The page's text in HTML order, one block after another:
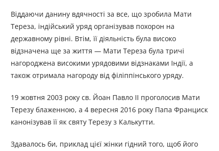
Віддаючи данину вдячності за все, що зробила Мати
Тереза, індійський уряд організував похорон на
державному рівні. Втім, її діяльність була високо
відзначена ще за життя — Мати Тереза була тричі
нагороджена високими урядовими відзнаками Індії, а
також отримала нагороду від філіппінського уряду.
19 жовтня 2003 року св. Йоан Павло ІІ проголосив Мати
Терезу блаженною, а 4 вересня 2016 року Папа Франциск
канонізував її як святу Терезу з Калькутти.
Здавалось би, приклад цієї жінки гідний того, щоб його